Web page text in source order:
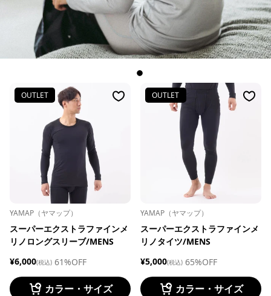
OUTLET
YAMAP（ヤマップ）
スーパーエクストラファインメ
リノロングスリーブ/MENS
¥6,000(税込) 61%OFF
カラー・サイズ
OUTLET
YAMAP（ヤマップ）
スーパーエクストラファインメ
リノタイツ/MENS
¥5,000(税込) 65%OFF
カラー・サイズ